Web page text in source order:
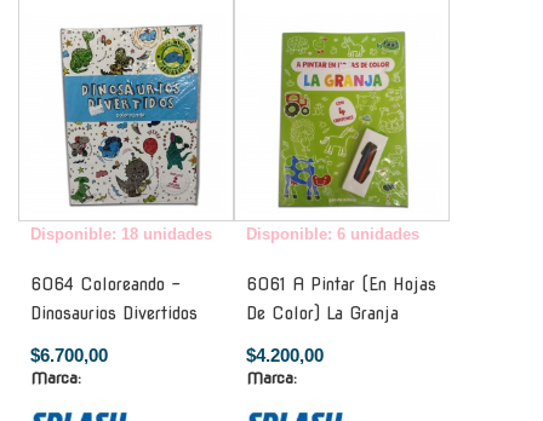
Disponible: 18 unidades
6064 Coloreando -
Dinosaurios Divertidos
$6.700,00
Marca:
Disponible: 6 unidades
6061 A Pintar (En Hojas
De Color) La Granja
$4.200,00
Marca: